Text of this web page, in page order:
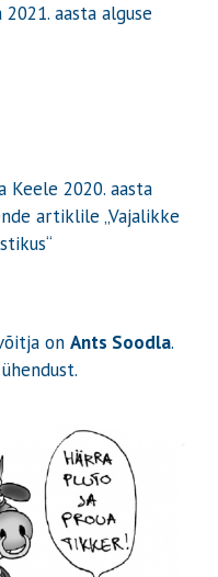
aasta alguse
Keele 2020. aasta
artiklile „Vajalikke
on Ants Soodla.